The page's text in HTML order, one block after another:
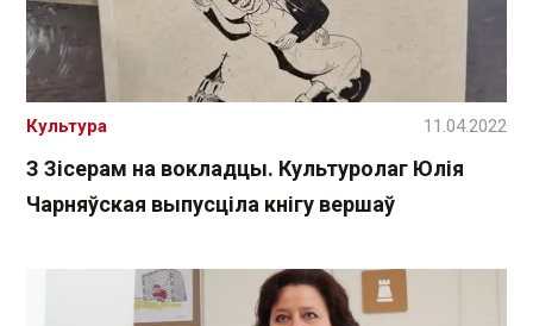
З Зісерам на вокладцы. Культуролаг Юлія
Чарняўская выпусціла кнігу вершаў
Культура 11.04.2022